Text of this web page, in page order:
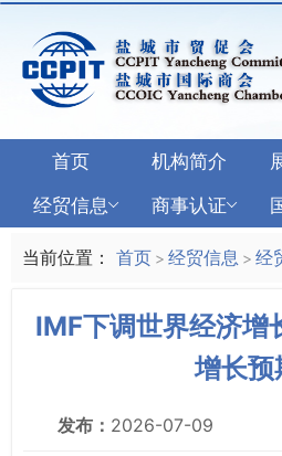
首页 机构简介
经贸信息
商事认证
当前位置： 首页 > 经贸信息 > 经
IMF下调世界经济增
增长预
发布： 2026-07-09